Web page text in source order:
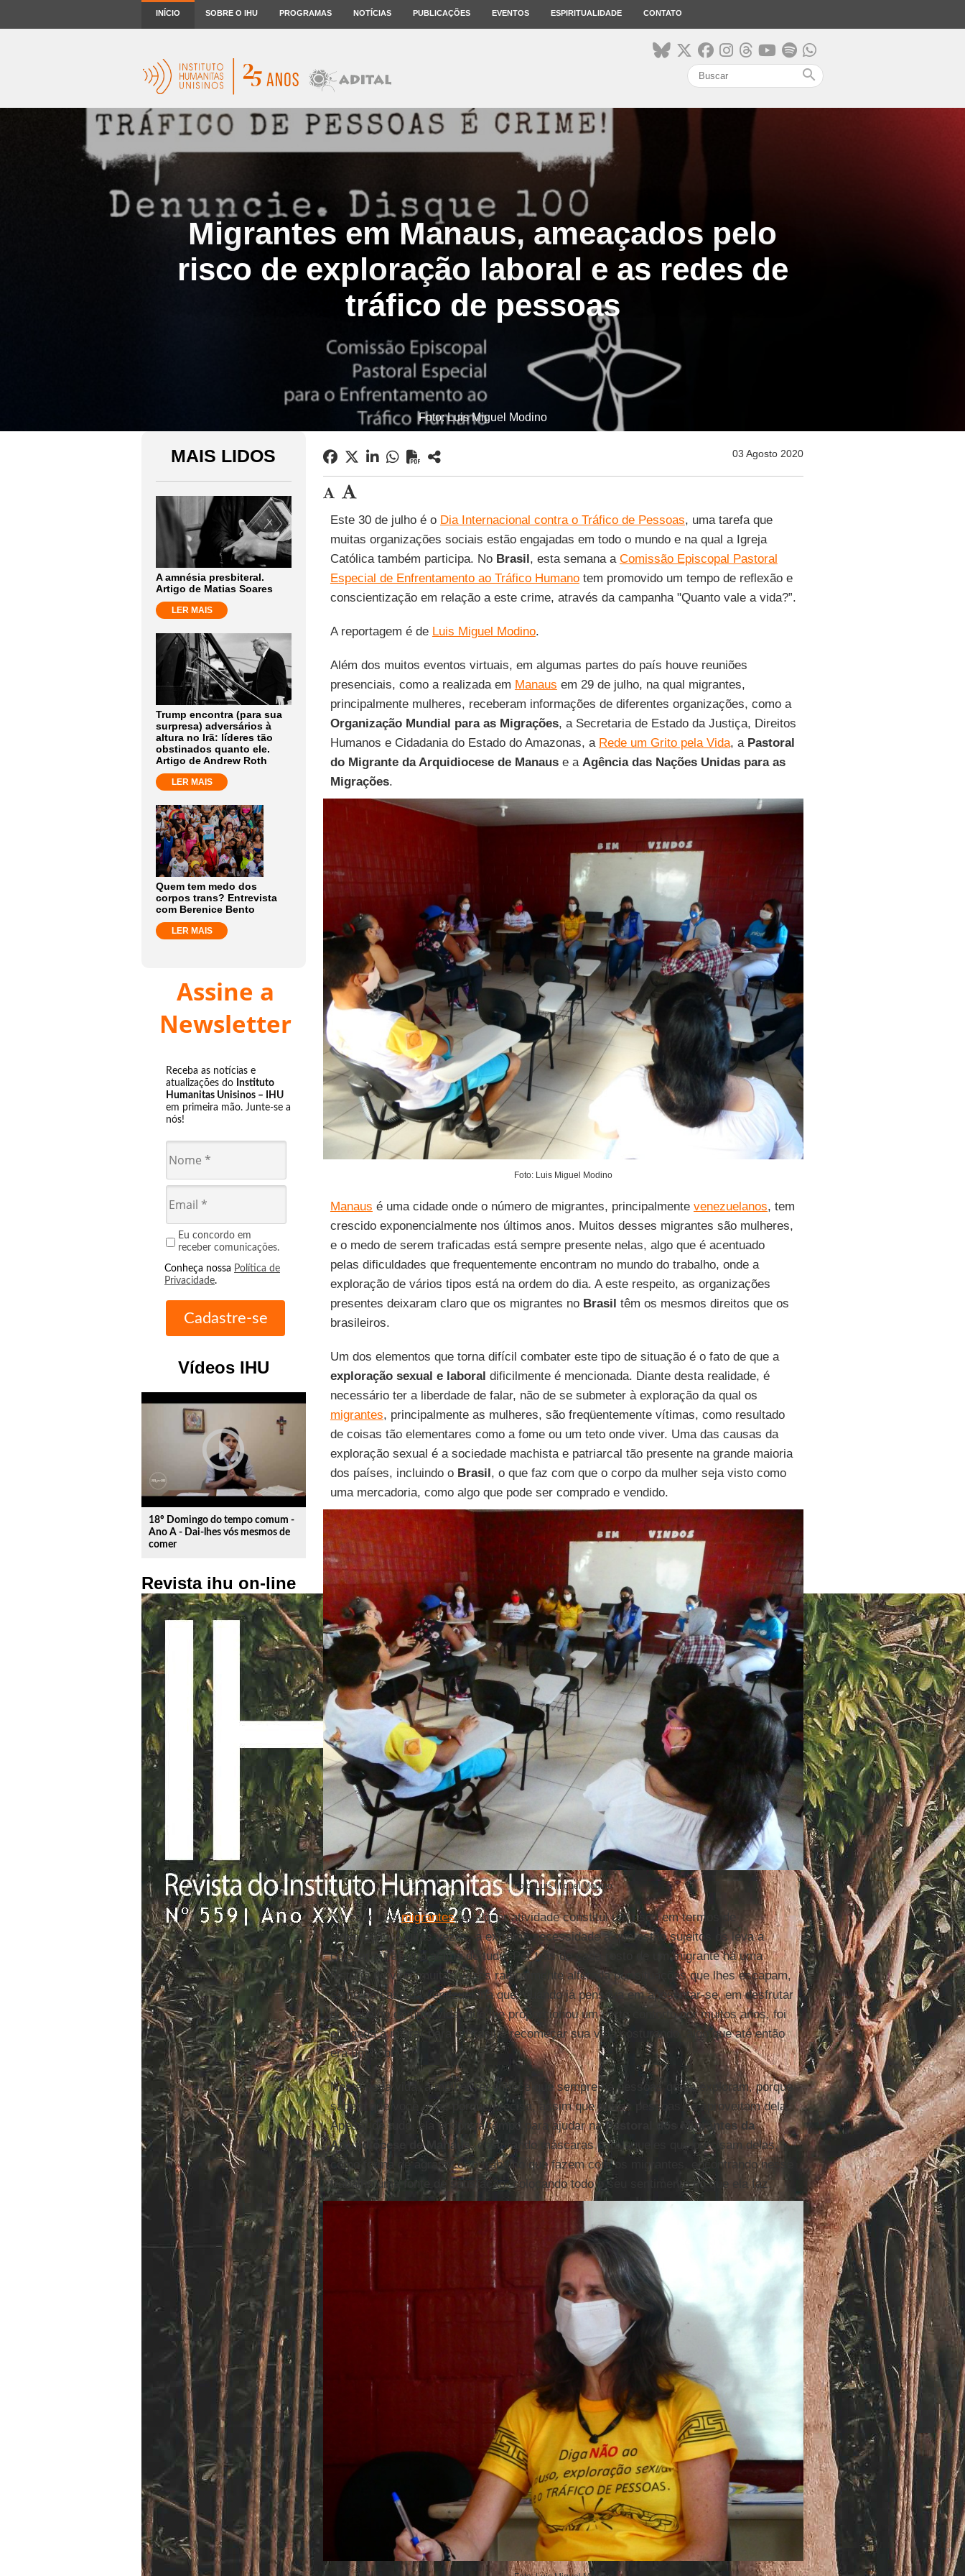
INÍCIO SOBRE O IHU PROGRAMAS NOTÍCIAS PUBLICAÇÕES EVENTOS ESPIRITUALIDADE CONTATO
search
Migrantes em Manaus, ameaçados pelo
risco de exploração laboral e as redes de
tráfico de pessoas
Foto: Luis Miguel Modino
MAIS LIDOS
A amnésia presbiteral.
Artigo de Matias Soares
LER MAIS
Trump encontra (para sua
surpresa) adversários à
altura no Irã: líderes tão
obstinados quanto ele.
Artigo de Andrew Roth
LER MAIS
Quem tem medo dos
corpos trans? Entrevista
com Berenice Bento
LER MAIS
Assine a
Newsletter
Receba as notícias e
atualizações do Instituto
Humanitas Unisinos – IHU
em primeira mão. Junte-se a
nós!
Eu concordo em
receber comunicações.
Conheça nossa Política de
Privacidade.
Vídeos IHU
play_circle_outline
18º Domingo do tempo comum -
Ano A - Dai-lhes vós mesmos de
comer
Revista ihu on-line
03 Agosto 2020
Este 30 de julho é o Dia Internacional contra o Tráfico de Pessoas, uma tarefa que
muitas organizações sociais estão engajadas em todo o mundo e na qual a Igreja
Católica também participa. No Brasil, esta semana a Comissão Episcopal Pastoral
Especial de Enfrentamento ao Tráfico Humanotem promovido um tempo de reflexão e
conscientização em relação a este crime, através da campanha "Quanto vale a vida?”.
A reportagem é de Luis Miguel Modino.
Além dos muitos eventos virtuais, em algumas partes do país houve reuniões
presenciais, como a realizada em Manaus em 29 de julho, na qual migrantes,
principalmente mulheres, receberam informações de diferentes organizações, como a
Organização Mundial para as Migrações, a Secretaria de Estado da Justiça, Direitos
Humanos e Cidadania do Estado do Amazonas, a Rede um Grito pela Vida, a Pastoral
do Migrante da Arquidiocese de Manause a Agência das Nações Unidas para as
Migrações.
Foto: Luis Miguel Modino
Manaus é uma cidade onde o número de migrantes, principalmente venezuelanos, tem
crescido exponencialmente nos últimos anos. Muitos desses migrantes são mulheres,
e o medo de serem traficadas está sempre presente nelas, algo que é acentuado
pelas dificuldades que frequentemente encontram no mundo do trabalho, onde a
exploração de vários tipos está na ordem do dia. A este respeito, as organizações
presentes deixaram claro que os migrantes no Brasil têm os mesmos direitos que os
brasileiros.
Um dos elementos que torna difícil combater este tipo de situação é o fato de que a
exploração sexual e laboral dificilmente é mencionada. Diante desta realidade, é
necessário ter a liberdade de falar, não de se submeter à exploração da qual os
migrantes, principalmente as mulheres, são freqüentemente vítimas, como resultado
de coisas tão elementares como a fome ou um teto onde viver. Uma das causas da
exploração sexual é a sociedade machista e patriarcal tão presente na grande maioria
dos países, incluindo o Brasil, o que faz com que o corpo da mulher seja visto como
uma mercadoria, como algo que pode ser comprado e vendido.
Foto: Luis Miguel Modino
No caso dosmigrantes, qualquer atividade constitui um risco em termos de
exploração. Muitas vezes, a extrema necessidade a que estão sujeitos os leva a
colocar o trabalho acima de tudo. Por trás de cada rosto de um migrante há uma
história de vida, muitas vezes radicalmente alterada por situações que lhes escapam,
como no caso da venezuelana que, quando já pensava em aposentar-se, em desfrutar
do trabalho de uma vida, que lhe proporcionou um certo conforto por muitos anos, foi
obrigada a migrar para o Brasil e recomeçar sua vida costurando, algo que até então
era um hobby.
Nesta nova vida, a mulher reconhece que sempre há pessoas que a exploram, porque
sabem que você o faz porque precisa, assim que outras pessoas se aproveitam dela.
Apesar de tudo, ela encontra tempo para ajudar naPastoral dos Migrantes da
Arquidiocese de Manaus, costurando máscaras para aqueles que precisam delas,
como forma de agradecer o trabalho que fazem com os migrantes, encontrando nesse
trabalho uma fonte de satisfação, colocando todo o seu sentimento no que ela faz.